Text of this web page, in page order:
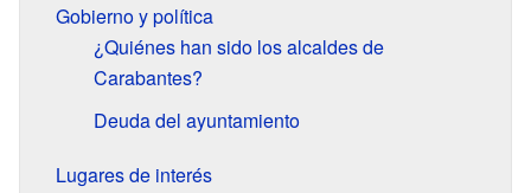
Gobierno y política
¿Quiénes han sido los alcaldes de
Carabantes?
Deuda del ayuntamiento
Lugares de interés